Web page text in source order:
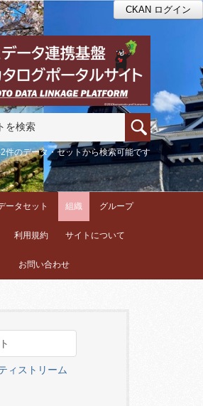
CKAN ログイン
件のデータ・セットから検索可能です
ータセット 組織 グループ
利用規約 サイトについて
お問い合わせ
ィストリーム